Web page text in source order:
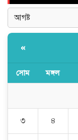
«
সোম মঙ্গল
৩ ৪